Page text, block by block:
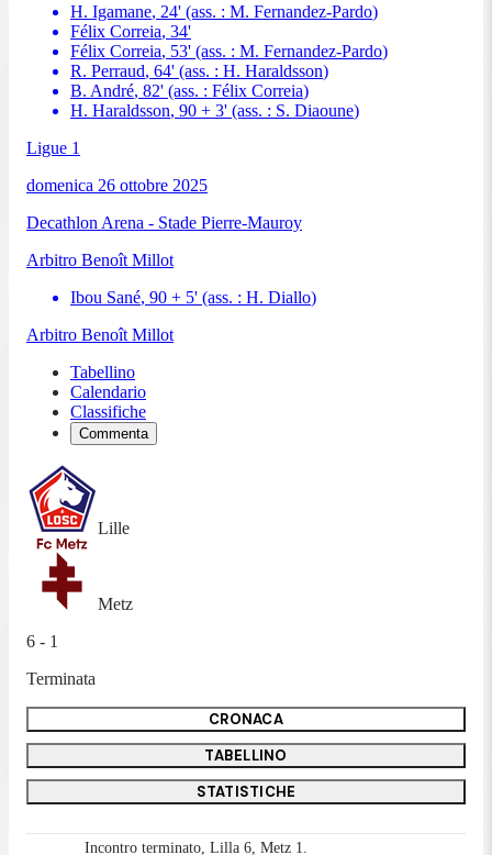
H. Igamane, 24' (ass. : M. Fernandez-Pardo)
Félix Correia, 34'
Félix Correia, 53' (ass. : M. Fernandez-Pardo)
R. Perraud, 64' (ass. : H. Haraldsson)
B. André, 82' (ass. : Félix Correia)
H. Haraldsson, 90 + 3' (ass. : S. Diaoune)
Ligue 1
domenica 26 ottobre 2025
Decathlon Arena - Stade Pierre-Mauroy
Arbitro Benoît Millot
Ibou Sané, 90 + 5' (ass. : H. Diallo)
Arbitro Benoît Millot
Tabellino
Calendario
Classifiche
Commenta
Lille
Metz
6 - 1
Terminata
CRONACA
TABELLINO
STATISTICHE
Incontro terminato, Lilla 6, Metz 1.